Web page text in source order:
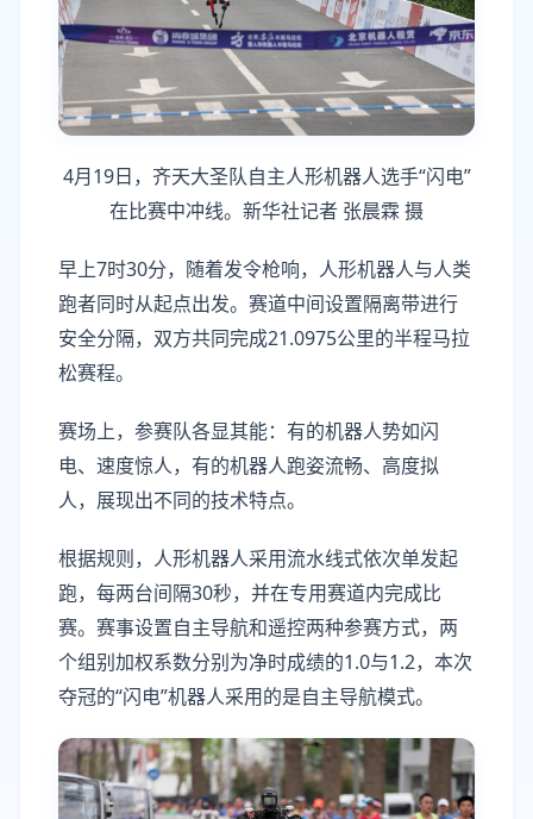
4月19日，齐天大圣队自主人形机器人选手“闪电”
在比赛中冲线。新华社记者 张晨霖 摄
早上7时30分，随着发令枪响，人形机器人与人类
跑者同时从起点出发。赛道中间设置隔离带进行
安全分隔，双方共同完成21.0975公里的半程马拉
松赛程。
赛场上，参赛队各显其能：有的机器人势如闪
电、速度惊人，有的机器人跑姿流畅、高度拟
人，展现出不同的技术特点。
根据规则，人形机器人采用流水线式依次单发起
跑，每两台间隔30秒，并在专用赛道内完成比
赛。赛事设置自主导航和遥控两种参赛方式，两
个组别加权系数分别为净时成绩的1.0与1.2，本次
夺冠的“闪电”机器人采用的是自主导航模式。